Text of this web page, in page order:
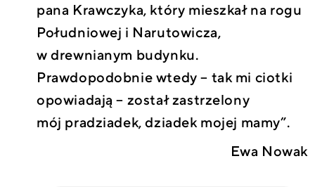
pana Krawczyka, który mieszkał na rogu
Południowej i Narutowicza,
w drewnianym budynku.
Prawdopodobnie wtedy – tak mi ciotki
opowiadają – został zastrzelony
mój pradziadek, dziadek mojej mamy”.
Ewa Nowak